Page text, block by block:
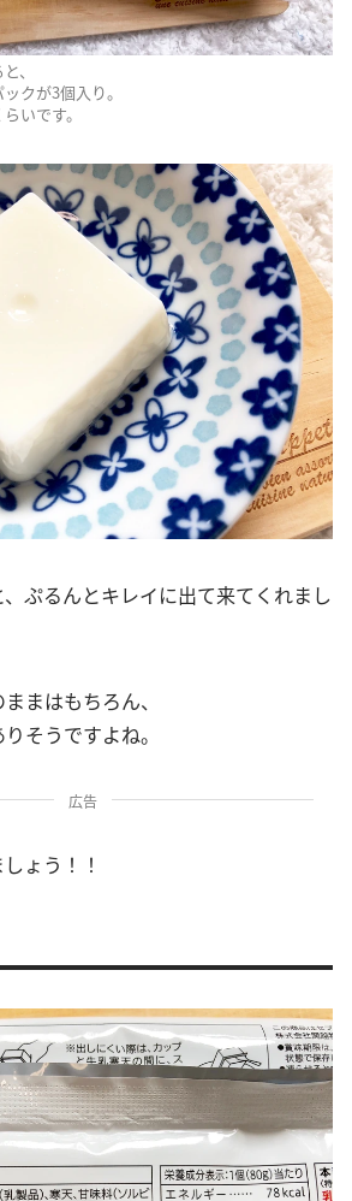
、
クが3個入り。
いです。
ぷるんとキレイに出て来てくれまし
まはもちろん、
そうですよね。
広告
ょう！！